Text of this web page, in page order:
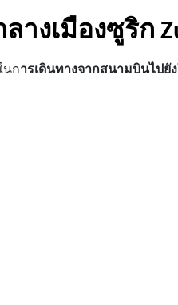
างเมืองซูริก
นการเดินทางจากสนามบินไปยั